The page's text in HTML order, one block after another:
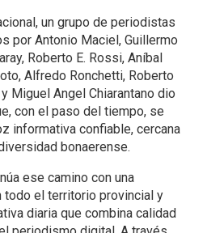
un grupo de periodistas
por Antonio Maciel, Guillermo
Roberto E. Rossi, Aníbal
Alfredo Ronchetti, Roberto
Miguel Angel Chiarantano dio
con el paso del tiempo, se
informativa confiable, cercana
bonaerense.
ese camino con una
todo el territorio provincial y
diaria que combina calidad